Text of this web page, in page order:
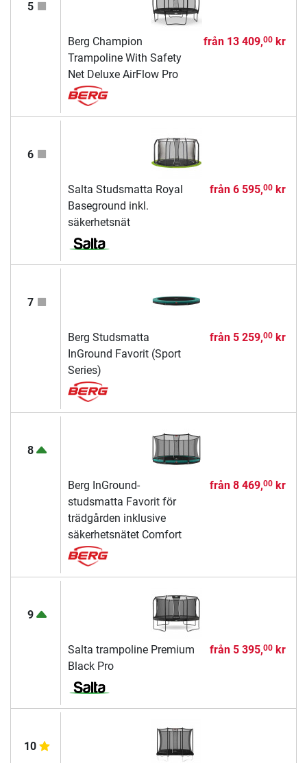
5
Berg Champion
Trampoline With Safety
Net Deluxe AirFlow Pro
från 13 409,00kr
6
Salta Studsmatta Royal
Baseground inkl.
säkerhetsnät
från 6 595,00kr
7
Berg Studsmatta
InGround Favorit (Sport
Series)
från 5 259,00kr
8
Berg InGround-
studsmatta Favorit för
trädgården inklusive
säkerhetsnätet Comfort
från 8 469,00kr
9
Salta trampoline Premium
Black Pro
från 5 395,00kr
10